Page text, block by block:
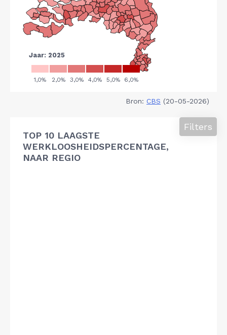
Bron: CBS (20-05-2026)
TOP 10 LAAGSTE
WERKLOOSHEIDSPERCENTAGE,
NAAR REGIO
Filters